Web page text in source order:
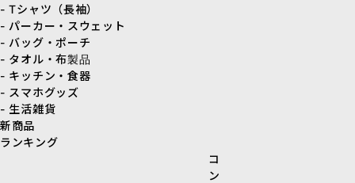
- Tシャツ（長袖）
- パーカー・スウェット
- バッグ・ポーチ
- タオル・布製品
- キッチン・食器
- スマホグッズ
- 生活雑貨
新商品
ランキング
コ
ン